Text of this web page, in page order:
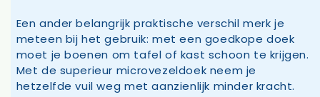
Een ander belangrijk praktische verschil merk je
meteen bij het gebruik: met een goedkope doek
moet je boenen om tafel of kast schoon te krijgen.
Met de superieur microvezeldoek neem je
hetzelfde vuil weg met aanzienlijk minder kracht.